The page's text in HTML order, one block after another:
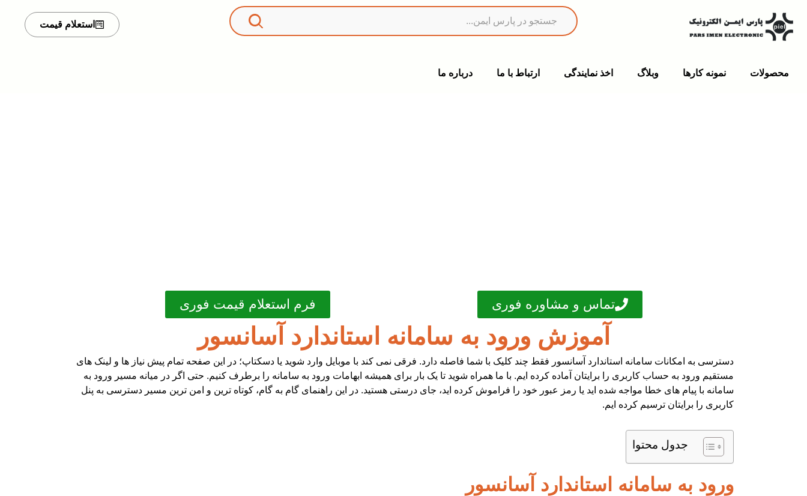
استعلام قیمت
محصولات نمونه کارها وبلاگ اخذ نمایندگی ارتباط با ما درباره ما
تماس و مشاوره فوری فرم استعلام قیمت فوری
آموزش ورود به سامانه استاندارد آسانسور
دسترسی به امکانات سامانه استاندارد آسانسور فقط چند کلیک با شما فاصله دارد. فرقی نمی کند با موبایل وارد شوید یا دسکتاپ؛ در این صفحه تمام پیش نیاز ها و لینک های
مستقیم ورود به حساب کاربری را برایتان آماده کرده ایم. با ما همراه شوید تا یک بار برای همیشه ابهامات ورود به سامانه را برطرف کنیم. حتی اگر در میانه مسیر ورود به
سامانه با پیام های خطا مواجه شده اید یا رمز عبور خود را فراموش کرده اید، جای درستی هستید. در این راهنمای گام به گام، کوتاه ترین و امن ترین مسیر دسترسی به پنل
کاربری را برایتان ترسیم کرده ایم.
جدول محتوا
ورود به سامانه استاندارد آسانسور